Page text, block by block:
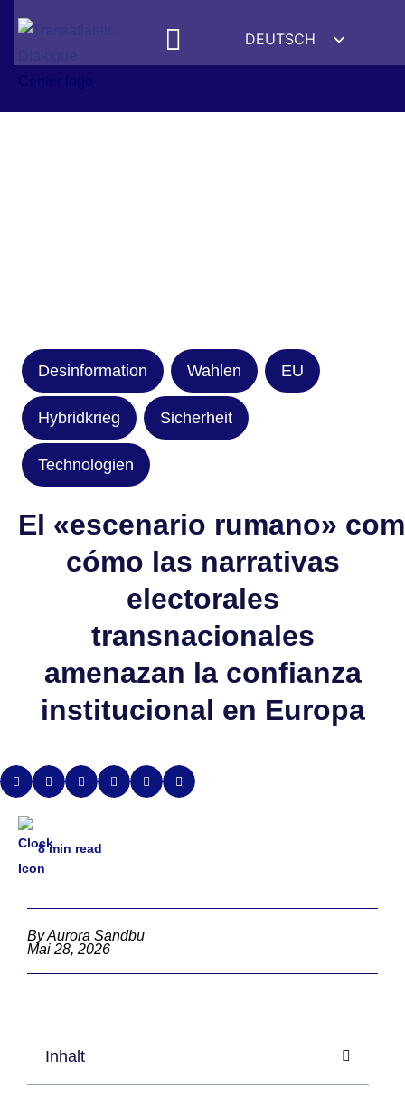
DEUTSCH
ENGLISH
Desinformation Wahlen EU
Hybridkrieg Sicherheit
Technologien
El «escenario rumano»
cómo las narrativas
electorales
transnacionales
amenazan la confianza
institucional en Europa
8 min read
By Aurora Sandbu
Mai 28, 2026
Inhalt